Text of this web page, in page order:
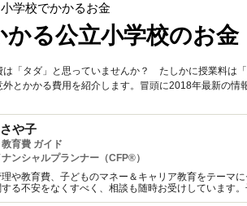
小学校でかかるお金
る公立小学校のお金
は「タダ」と思っていませんか？ たしかに授業料は
とかかる費用を紹介します。冒頭に2018年最新の情
や子
育費 ガイド
ンシャルプランナー（CFP®）
や教育費、子どものマネー＆キャリア教育をテーマ
する不安をなくすべく、相談も随時お受けしています
。iDeCoのサポートもしています。